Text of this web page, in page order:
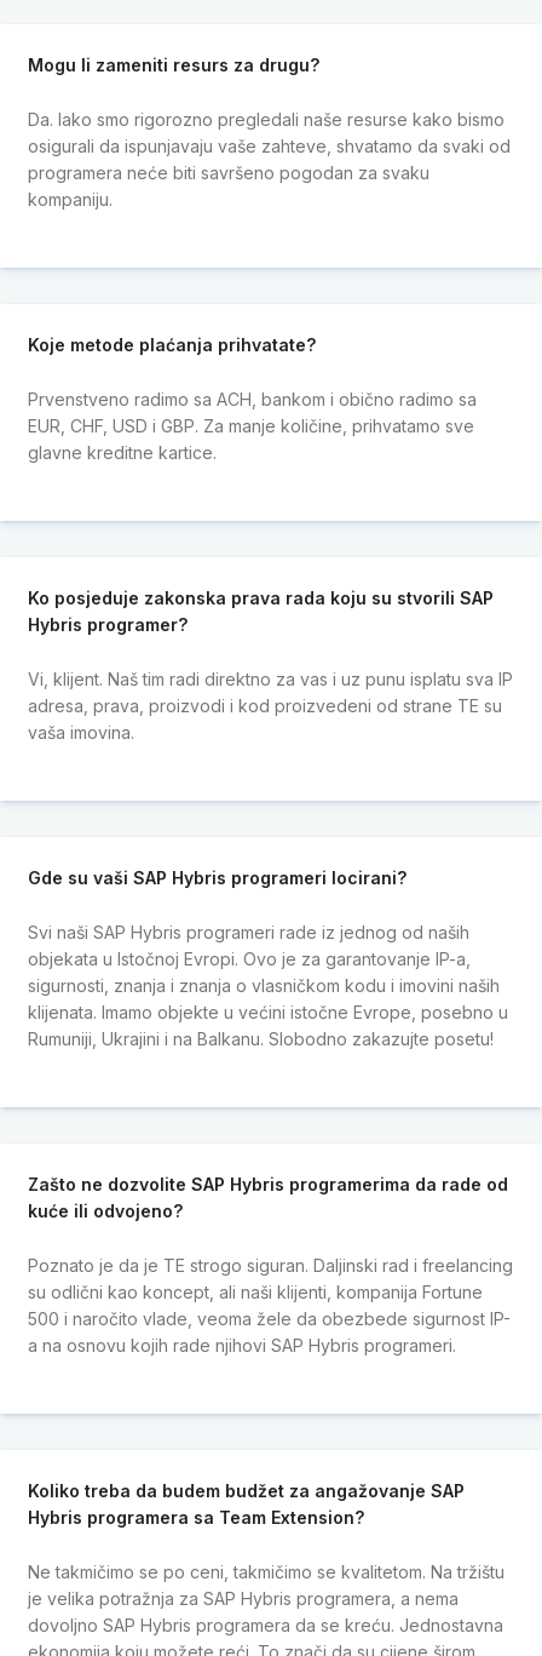
Mogu li zameniti resurs za drugu?
Da. Iako smo rigorozno pregledali naše resurse kako bismo
osigurali da ispunjavaju vaše zahteve, shvatamo da svaki od
programera neće biti savršeno pogodan za svaku
kompaniju.
Koje metode plaćanja prihvatate?
Prvenstveno radimo sa ACH, bankom i obično radimo sa
EUR, CHF, USD i GBP. Za manje količine, prihvatamo sve
glavne kreditne kartice.
Ko posjeduje zakonska prava rada koju su stvorili SAP
Hybris programer?
Vi, klijent. Naš tim radi direktno za vas i uz punu isplatu sva IP
adresa, prava, proizvodi i kod proizvedeni od strane TE su
vaša imovina.
Gde su vaši SAP Hybris programeri locirani?
Svi naši SAP Hybris programeri rade iz jednog od naših
objekata u Istočnoj Evropi. Ovo je za garantovanje IP-a,
sigurnosti, znanja i znanja o vlasničkom kodu i imovini naših
klijenata. Imamo objekte u većini istočne Evrope, posebno u
Rumuniji, Ukrajini i na Balkanu. Slobodno zakazujte posetu!
Zašto ne dozvolite SAP Hybris programerima da rade od
kuće ili odvojeno?
Poznato je da je TE strogo siguran. Daljinski rad i freelancing
su odlični kao koncept, ali naši klijenti, kompanija Fortune
500 i naročito vlade, veoma žele da obezbede sigurnost IP-
a na osnovu kojih rade njihovi SAP Hybris programeri.
Koliko treba da budem budžet za angažovanje SAP
Hybris programera sa Team Extension?
Ne takmičimo se po ceni, takmičimo se kvalitetom. Na tržištu
je velika potražnja za SAP Hybris programera, a nema
dovoljno SAP Hybris programera da se kreću. Jednostavna
ekonomija koju možete reći. To znači da su cijene širom